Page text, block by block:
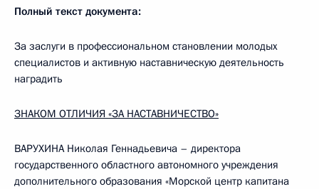
Полный текст документа:
За заслуги в профессиональном становлении молодых
специалистов и активную наставническую деятельность
наградить
ЗНАКОМ ОТЛИЧИЯ «ЗА НАСТАВНИЧЕСТВО»
ВАРУХИНА Николая Геннадьевича – директора
государственного областного автономного учреждения
дополнительного образования «Морской центр капитана